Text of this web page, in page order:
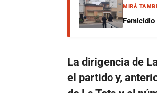
MIRÁ
Femicidio
La dirigencia de
el partido y,